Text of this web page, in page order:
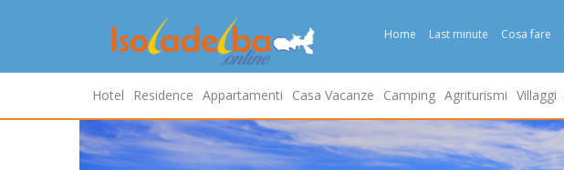
Home Last minute Cosa fare
Hotel Residence Appartamenti Casa Vacanze Camping Agriturismi Villaggi